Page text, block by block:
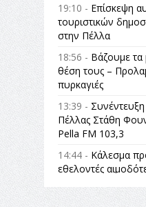
19:10 - Επίσκεψη
τουριστικών
στην Πέλλα
18:56 - Βάζουμε τα
θέση τους –
πυρκαγιές
13:39 -
Πέλλας Στάθη
Pella FM 103,3
14:44 - Κάλεσμα
εθελοντές
14:23 -Όλη η
πολιτισμός Μουσική